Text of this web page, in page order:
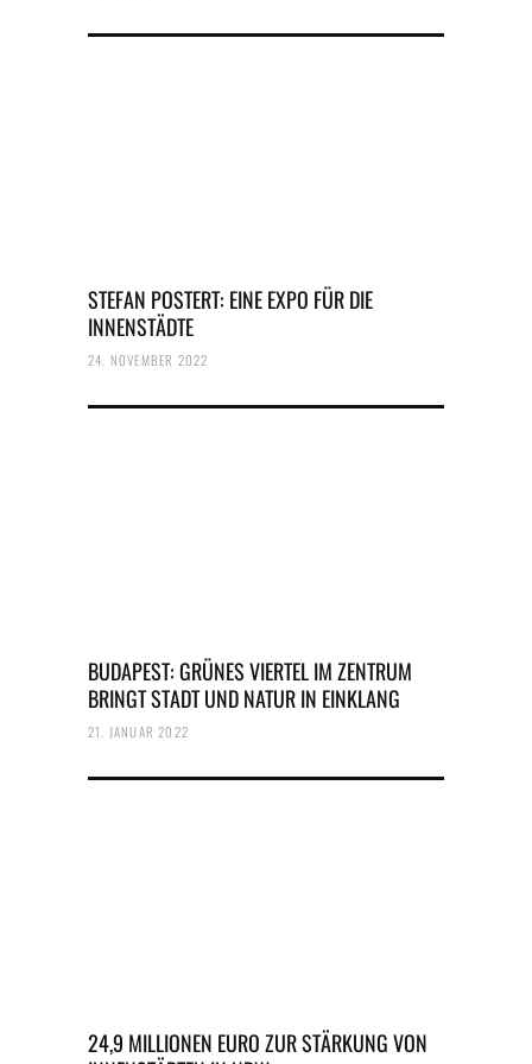
STEFAN POSTERT: EINE EXPO FÜR DIE
INNENSTÄDTE
24. NOVEMBER 2022
BUDAPEST: GRÜNES VIERTEL IM ZENTRUM
BRINGT STADT UND NATUR IN EINKLANG
21. JANUAR 2022
24,9 MILLIONEN EURO ZUR STÄRKUNG VON